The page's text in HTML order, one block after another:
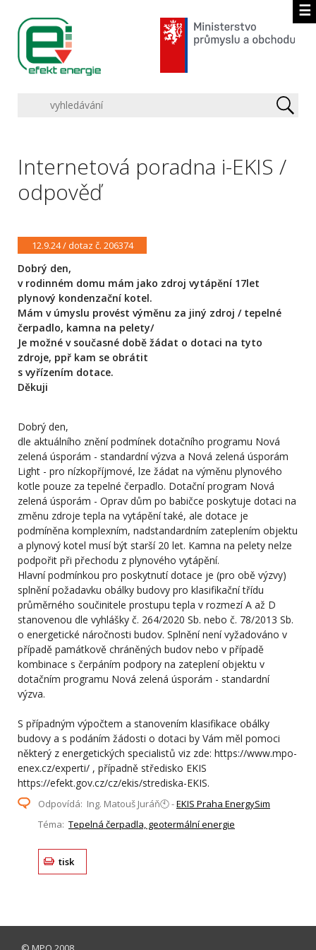
☰
Internetová poradna i-EKIS /
odpověď
12.9.24 / dotaz č. 206374
Dobrý den,
v rodinném domu mám jako zdroj vytápění 17let
plynový kondenzační kotel.
Mám v úmyslu provést výměnu za jiný zdroj / tepelné
čerpadlo, kamna na pelety/
Je možné v současné době žádat o dotaci na tyto
zdroje, ppř kam se obrátit
s vyřízením dotace.
Děkuji
Dobrý den,
dle aktuálního znění podmínek dotačního programu Nová
zelená úsporám - standardní výzva a Nová zelená úsporám
Light - pro nízkopříjmové, lze žádat na výměnu plynového
kotle pouze za tepelné čerpadlo. Dotační program Nová
zelená úsporám - Oprav dům po babičce poskytuje dotaci na
změnu zdroje tepla na vytápění také, ale dotace je
podmíněna komplexním, nadstandardním zateplením objektu
a plynový kotel musí být starší 20 let. Kamna na pelety nelze
podpořit při přechodu z plynového vytápění.
Hlavní podmínkou pro poskytnutí dotace je (pro obě výzvy)
splnění požadavku obálky budovy pro klasifikační třídu
průměrného součinitele prostupu tepla v rozmezí A až D
stanovenou dle vyhlášky č. 264/2020 Sb. nebo č. 78/2013 Sb.
o energetické náročnosti budov. Splnění není vyžadováno v
případě památkově chráněných budov nebo v případě
kombinace s čerpáním podpory na zateplení objektu v
dotačním programu Nová zelená úsporám - standardní
výzva.
S případným výpočtem a stanovením klasifikace obálky
budovy a s podáním žádosti o dotaci by Vám měl pomoci
některý z energetických specialistů viz zde: https://www.mpo-
enex.cz/experti/ , případně středisko EKIS
https://efekt.gov.cz/cz/ekis/strediska-EKIS.
Odpovídá: Ing. Matouš Juráň🕙 -EKIS Praha EnergySim
Téma: Tepelná čerpadla, geotermální energie
tisk